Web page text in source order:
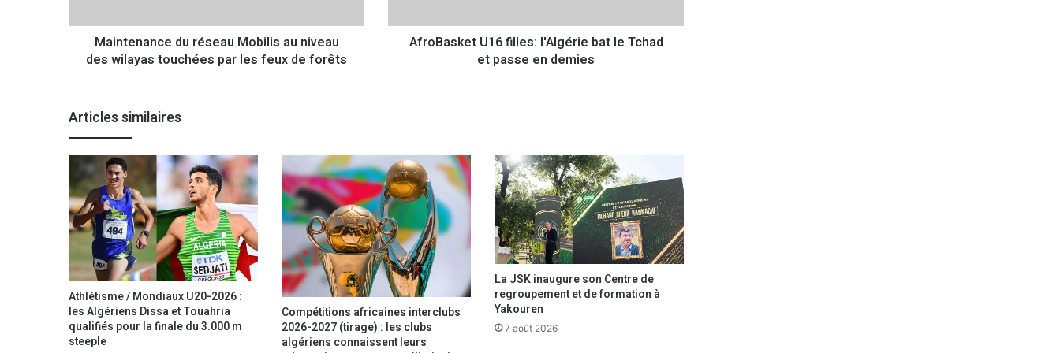
n
é
s
e
u
M
o
l
s
a
u
Maintenance du réseau Mobilis au niveau
des wilayas touchées par les feux de forêts
e
l
l
e
s
:
l
'
A
l
g
r
i
AfroBasket U16 filles: l'Algérie bat le Tchad
et passe en demies
Articles similaires
Athlétisme / Mondiaux U20-2026 :
les Algériens Dissa et Touahria
qualifiés pour la finale du 3.000 m
steeple
Compétitions africaines interclubs
2026-2027 (tirage) : les clubs
algériens connaissent leurs
La JSK inaugure son Centre de
regroupement et de formation à
Yakouren
7 août 2026